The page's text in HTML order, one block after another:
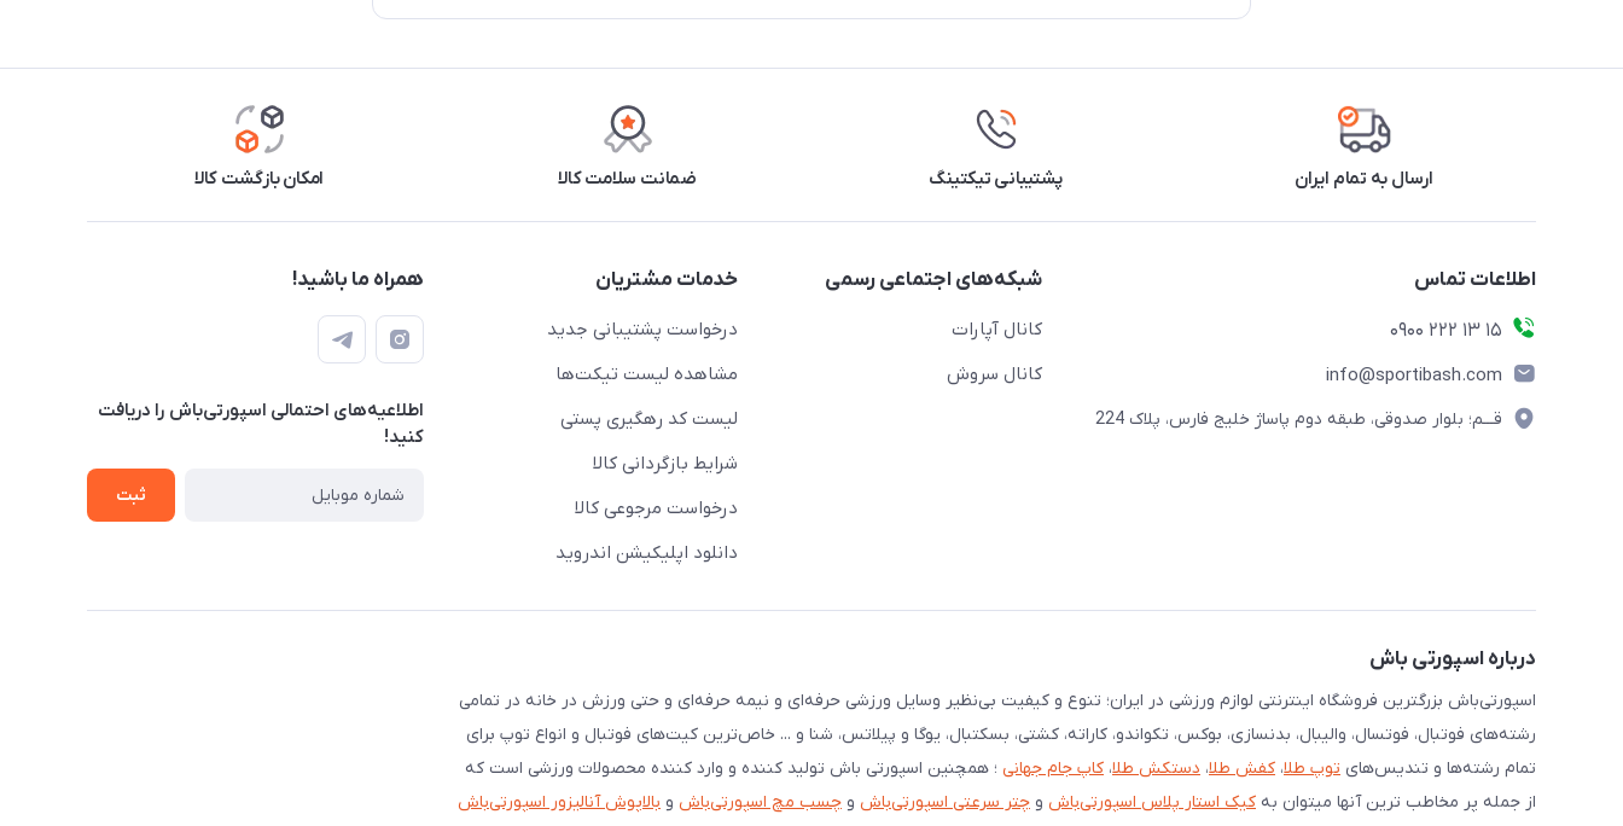
ارسال به تمام ایران پشتیبانی تیکتینگ ضمانت سلامت کالا امکان بازگشت کالا
اطلاعات تماس
15 13 222 0900
info@sportibash.com
قـــم؛ بلوار صدوقی، طبقه دوم پاساژ خلیج فارس، پلاک 224
شبکه‌های اجتماعی رسمی
کانال آپارات
کانال سروش
خدمات مشتریان
درخواست پشتیبانی جدید
مشاهده لیست تیکت‌ها
لیست کد رهگیری پستی
شرایط بازگردانی کالا
درخواست مرجوعی کالا
دانلود اپلیکیشن اندروید
همراه ما باشید!
اطلاعیه‌های احتمالی اسپورتی‌باش را دریافت
کنید!
ثبت
درباره اسپورتی باش
اسپورتی‌باش بزرگترین فروشگاه اینترنتی لوازم ورزشی در ایران؛ تنوع و کیفیت بی‌نظیر وسایل ورزشی حرفه‌ای و نیمه حرفه‌ای و حتی ورزش در خانه در تمامی
رشته‌های فوتبال، فوتسال، والیبال، بدنسازی، بوکس، تکواندو، کاراته، کشتی، بسکتبال، یوگا و پیلاتس، شنا و ... خاص‌ترین کیت‌های فوتبال و انواع توپ برای
تمام رشته‌ها و تندیس‌های توپ طلا، کفش طلا، دستکش طلا، کاپ جام جهانی ؛ همچنین اسپورتی باش تولید کننده و وارد کننده محصولات ورزشی است که
از جمله پر مخاطب ترین آنها میتوان به کیک استار پلاس اسپورتی‌باش و چتر سرعتی اسپورتی‌باش و چسب مچ اسپورتی‌باش و بالاپوش آنالیزور اسپورتی‌باش